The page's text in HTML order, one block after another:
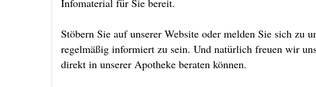
Infomaterial für Sie bereit.
Stöbern Sie auf unserer Website oder melden Sie sich zu
regelmäßig informiert zu sein. Und natürlich freuen wir
direkt in unserer Apotheke beraten können.